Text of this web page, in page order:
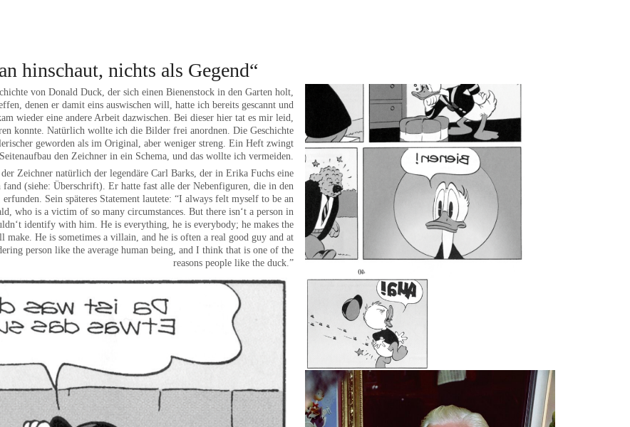
hinschaut, nichts als Gegend“
von Donald Duck, der sich einen Bienenstock in den Garten holt,
denen er damit eins auswischen will, hatte ich bereits gescannt und
wieder eine andere Arbeit dazwischen. Bei dieser hier tat es mir leid,
konnte. Natürlich wollte ich die Bilder frei anordnen. Die Geschichte
geworden als im Original, aber weniger streng. Ein Heft zwingt
den Zeichner in ein Schema, und das wollte ich vermeiden.
Zeichner natürlich der legendäre Carl Barks, der in Erika Fuchs eine
(siehe: Überschrift). Er hatte fast alle der Nebenfiguren, die in den
Sein späteres Statement lautete: “I always felt myself to be an
who is a victim of so many circumstances. But there isn‘t a person in
identify with him. He is everything, he is everybody; he makes the
make. He is sometimes a villain, and he is often a real good guy and at
person like the average human being, and I think that is one of the
reasons people like the duck.”